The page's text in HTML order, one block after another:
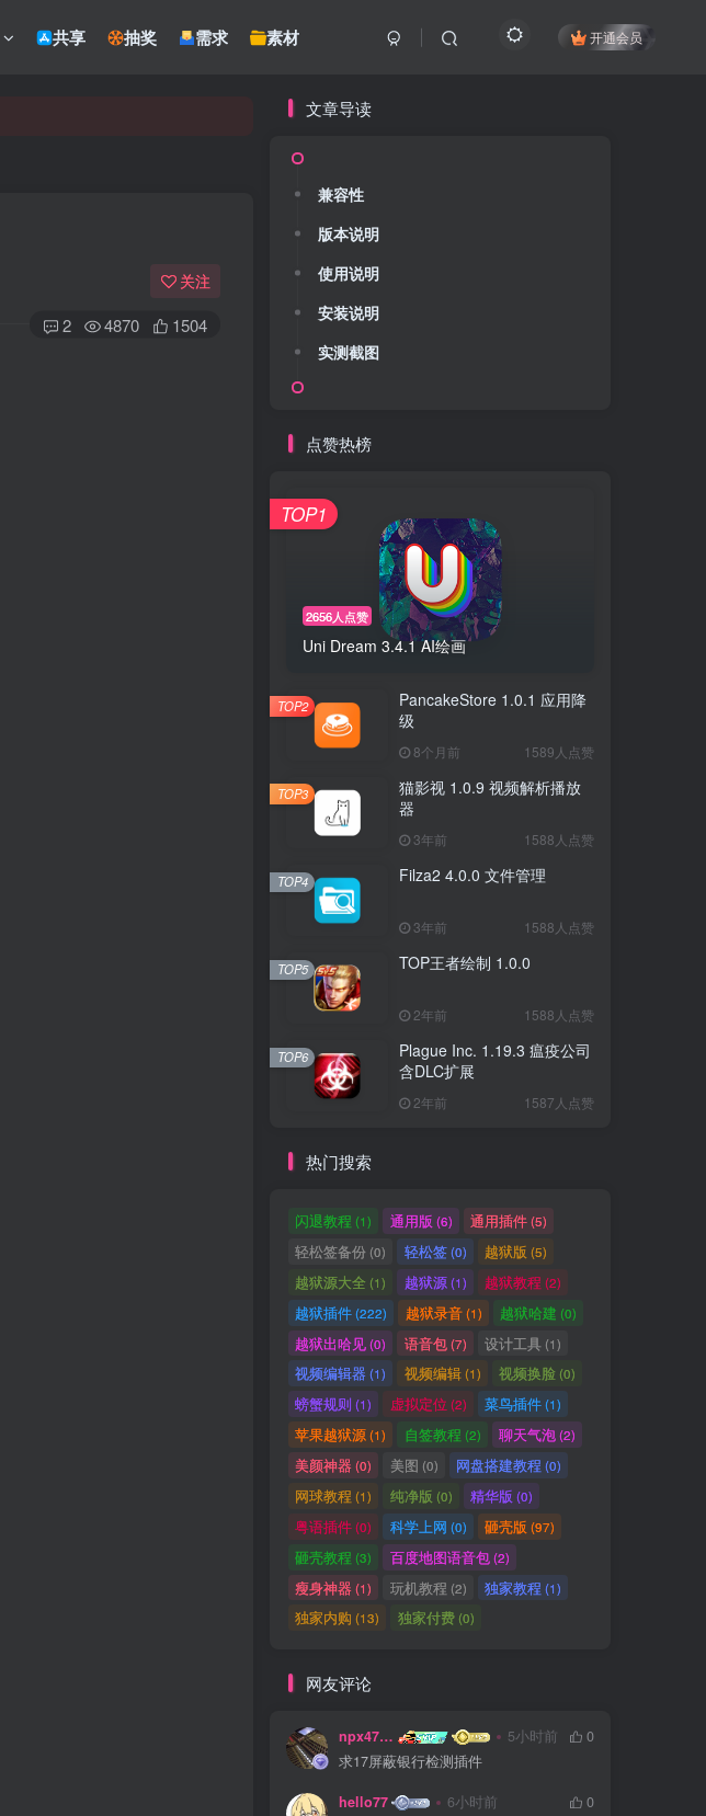
共享 抽奖 需求 素材 开通会员
关注
2 4870 1504
文章导读
兼容性
版本说明
使用说明
安装说明
实测截图
点赞热榜
2656人点赞
Uni Dream 3.4.1 AI绘画
TOP1
PancakeStore 1.0.1 应用降
级
8个月前 1589人点赞
TOP2
猫影视 1.0.9 视频解析播放
器
3年前 1588人点赞
TOP3
Filza2 4.0.0 文件管理
3年前 1588人点赞
TOP4
TOP王者绘制 1.0.0
2年前 1588人点赞
TOP5
Plague Inc. 1.19.3 瘟疫公司
含DLC扩展
2年前 1587人点赞
TOP6
热门搜索
闪退教程 (1) 通用版 (6) 通用插件(5)
轻松签备份 (0) 轻松签(0) 越狱版 (5)
越狱源大全 (1) 越狱源(1) 越狱教程 (2)
越狱插件(222) 越狱录音(1) 越狱哈建 (0)
越狱出哈见(0) 语音包(7) 设计工具(1)
视频编辑器(1) 视频编辑(1) 视频换脸(0)
螃蟹规则(1) 虚拟定位 (2) 菜鸟插件(1)
苹果越狱源(1) 自签教程 (2) 聊天气泡(2)
美颜神器(0) 美图 (0) 网盘搭建教程 (0)
网球教程 (1) 纯净版 (0) 精华版 (0)
粤语插件(0) 科学上网 (0) 砸壳版 (97)
砸壳教程 (3) 百度地图语音包(2)
瘦身神器(1) 玩机教程 (2) 独家教程 (1)
独家内购 (13) 独家付费(0)
网友评论
npx475805841 5小时前
0
求17屏蔽银行检测插件
hello77 6小时前
0